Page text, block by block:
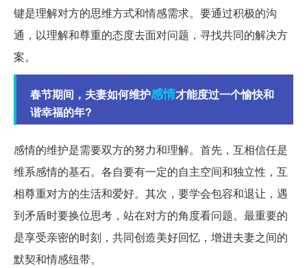
键是理解对方的思维方式和情感需求。要通过积极的沟
通，以理解和尊重的态度去面对问题，寻找共同的解决方
案。
春节期间，夫妻如何维护感情才能度过一个愉快和
谐幸福的年?
感情的维护是需要双方的努力和理解。首先，互相信任是
维系感情的基石。各自要有一定的自主空间和独立性，互
相尊重对方的生活和爱好。其次，要学会包容和退让，遇
到矛盾时要换位思考，站在对方的角度看问题。最重要的
是享受亲密的时刻，共同创造美好回忆，增进夫妻之间的
默契和情感纽带。